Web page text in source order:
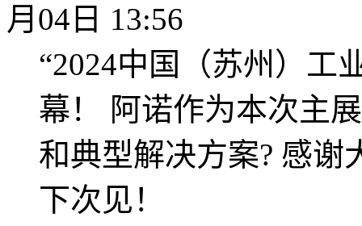
月04日 13:56
“2024中国（苏州）工
幕！ 阿诺作为本次主
和典型解决方案? 感谢
下次见！